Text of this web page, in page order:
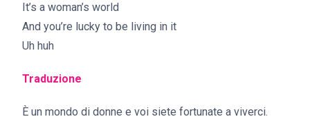
It’s a woman’s world
And you’re lucky to be living in it
Uh huh
Traduzione
È un mondo di donne e voi siete fortunate a viverci.